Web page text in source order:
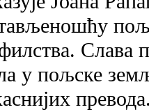
Слава
у пољске